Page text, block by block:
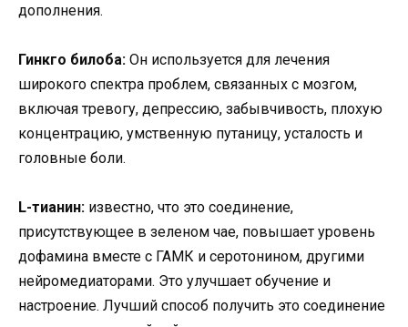
дополнения.
Гинкго билоба: Он используется для лечения
широкого спектра проблем, связанных с мозгом,
включая тревогу, депрессию, забывчивость, плохую
концентрацию, умственную путаницу, усталость и
головные боли.
L-тианин: известно, что это соединение,
присутствующее в зеленом чае, повышает уровень
дофамина вместе с ГАМК и серотонином, другими
нейромедиаторами. Это улучшает обучение и
настроение. Лучший способ получить это соединение